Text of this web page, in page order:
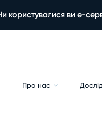
користувалися ви е-
Про нас